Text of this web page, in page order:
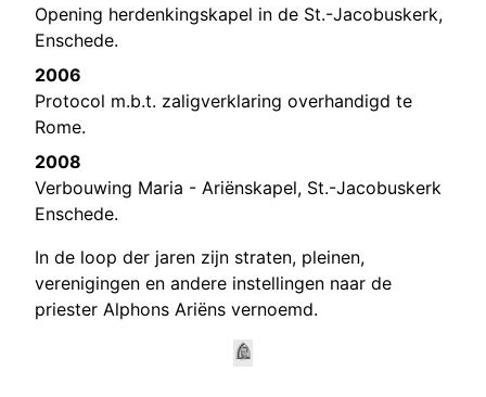
Opening herdenkingskapel in de St.-Jacobuskerk,
Enschede.
2006
Protocol m.b.t. zaligverklaring overhandigd te
Rome.
2008
Verbouwing Maria - Ariënskapel, St.-Jacobuskerk
Enschede.
In de loop der jaren zijn straten, pleinen,
verenigingen en andere instellingen naar de
priester Alphons Ariëns vernoemd.